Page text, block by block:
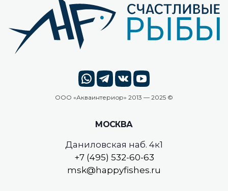
ООО «Акваинтериор» 2013 — 2025 ©
МОСКВА
Даниловская наб. 4к1
+7 (495) 532-60-63
msk@happyfishes.ru